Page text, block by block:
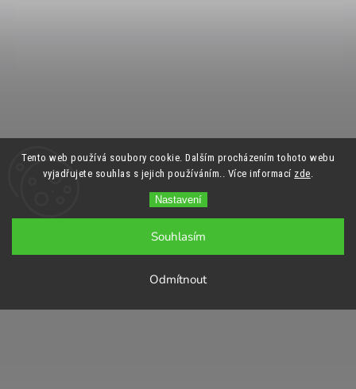
Tento web používá soubory cookie. Dalším procházením tohoto webu
vyjadřujete souhlas s jejich používáním.. Více informací zde.
Nastavení
Odmítnout
Souhlasím